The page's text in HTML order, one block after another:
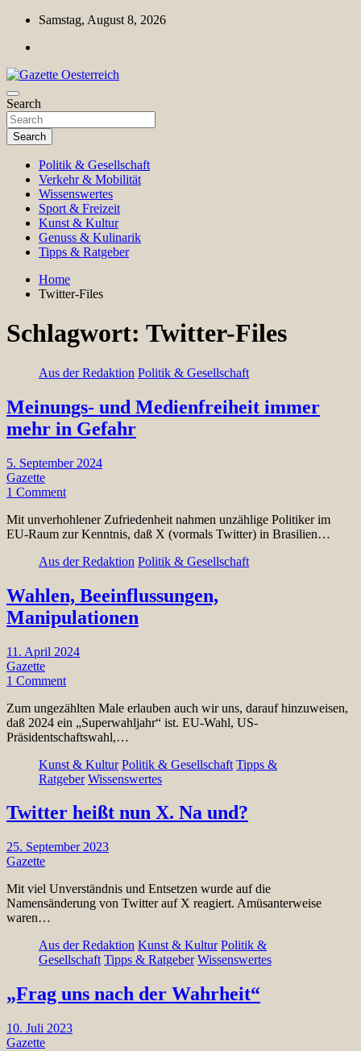
Skip
content
Samstag, August 8, 2026
Gazette Oesterreich
Magazin für Freizeit, Politik, Kultur & Wissenschaft
Search
Search
Politik & Gesellschaft
Verkehr & Mobilität
Wissenswertes
Sport & Freizeit
Kunst & Kultur
Genuss & Kulinarik
Tipps & Ratgeber
Home
Twitter-Files
Schlagwort: Twitter-Files
Aus der Redaktion Politik & Gesellschaft
Meinungs- und Medienfreiheit immer
mehr in Gefahr
5. September 2024
Gazette
1 Comment
Mit unverhohlener Zufriedenheit nahmen unzählige Politiker im
EU-Raum zur Kenntnis, daß X (vormals Twitter) in Brasilien…
Aus der Redaktion Politik & Gesellschaft
Wahlen, Beeinflussungen,
Manipulationen
11. April 2024
Gazette
1 Comment
Zum ungezählten Male erlauben auch wir uns, darauf hinzuweisen,
daß 2024 ein „Superwahljahr“ ist. EU-Wahl, US-
Präsidentschaftswahl,…
Kunst & Kultur Politik & Gesellschaft Tipps &
Ratgeber Wissenswertes
Twitter heißt nun X. Na und?
25. September 2023
Gazette
Mit viel Unverständnis und Entsetzen wurde auf die
Namensänderung von Twitter auf X reagiert. Amüsanterweise
waren…
Aus der Redaktion Kunst & Kultur Politik &
Gesellschaft Tipps & Ratgeber Wissenswertes
„Frag uns nach der Wahrheit“
10. Juli 2023
Gazette